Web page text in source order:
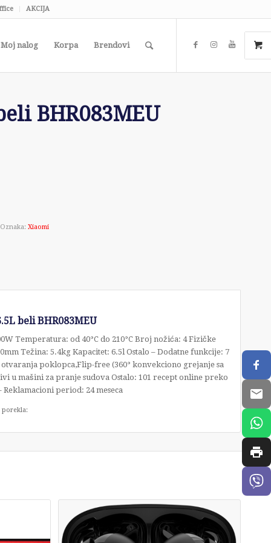
AKCIJA
Moj nalog Korpa Brendovi
BHR083MEU
Oznaka: Xiaomi
beli BHR083MEU
Temperatura: od 40°C do 210°C Broj nožića: 4 Fizičke
Težina: 5.4kg Kapacitet: 6.5l Ostalo – Dodatne funkcije: 7
poklopca,Flip-free (360° konvekciono grejanje sa
u mašini za pranje sudova Ostalo: 101 recept online preko
period: 24 meseca
porekla: